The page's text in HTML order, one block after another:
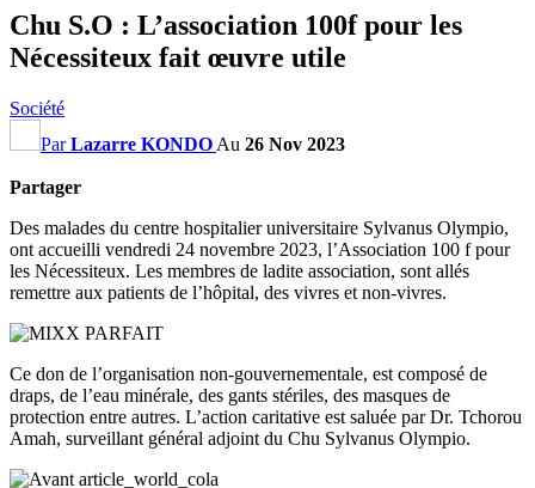
Chu S.O : L’association 100f pour les
Nécessiteux fait œuvre utile
Société
ParLazarre KONDO Au 26 Nov 2023
Partager
Des malades du centre hospitalier universitaire Sylvanus Olympio,
ont accueilli vendredi 24 novembre 2023, l’Association 100 f pour
les Nécessiteux. Les membres de ladite association, sont allés
remettre aux patients de l’hôpital, des vivres et non-vivres.
Ce don de l’organisation non-gouvernementale, est composé de
draps, de l’eau minérale, des gants stériles, des masques de
protection entre autres. L’action caritative est saluée par Dr. Tchorou
Amah, surveillant général adjoint du Chu Sylvanus Olympio.